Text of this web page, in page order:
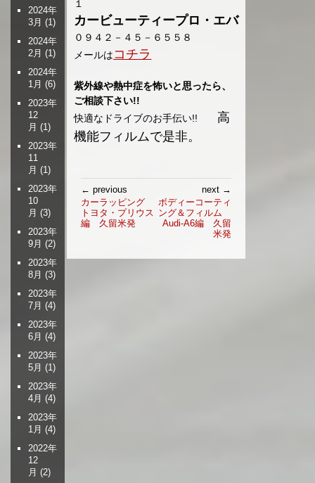
１
カービューティープロ・エバ
０９４２－４５－６５５８
メールはコチラ
紫外線や熱中症を怖いと思ったら、
ご相談下さい!!
快適なドライブのお手伝い!! 高
機能フィルムで是非。
稿
ナ
ビ
ー
← previous
カーラッピング
トヨタ・プリウス
編 久留米発
next →
ボディーコーティ
ング＆フィルム
Audi-A6編 久留
米発
2024年
3月 (1)
2024年
2月 (1)
2024年
1月 (6)
2023年
12
月 (1)
2023年
11
月 (1)
2023年
10
月 (3)
2023年
9月 (2)
2023年
8月 (3)
2023年
7月 (4)
2023年
6月 (4)
2023年
5月 (1)
2023年
4月 (4)
2023年
1月 (4)
2022年
12
月 (2)